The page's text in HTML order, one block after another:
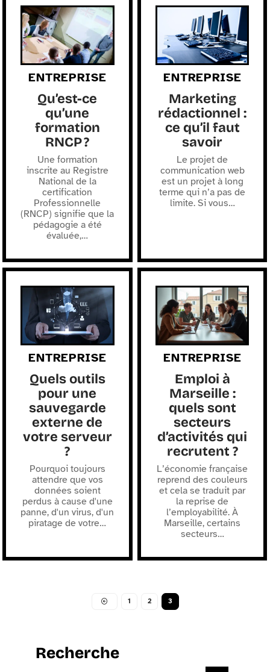
ENTREPRISE
Qu’est-ce
qu’une
formation
RNCP ?
Une formation
inscrite au Registre
National de la
certification
Professionnelle
(RNCP) signifie que la
pédagogie a été
évaluée,…
ENTREPRISE
Marketing
rédactionnel :
ce qu’il faut
savoir
Le projet de
communication web
est un projet à long
terme qui n’a pas de
limite. Si vous…
ENTREPRISE
Quels outils
pour une
sauvegarde
externe de
votre serveur
?
Pourquoi toujours
attendre que vos
données soient
perdus à cause d'une
panne, d'un virus, d'un
piratage de votre…
ENTREPRISE
Emploi à
Marseille :
quels sont
secteurs
d’activités qui
recrutent ?
L’économie française
reprend des couleurs
et cela se traduit par
la reprise de
l’employabilité. À
Marseille, certains
secteurs…
1 2 3
Recherche